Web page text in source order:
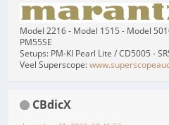
Model 2216 - Model 1515 - Model
PM55SE
Setups: PM-KI Pearl Lite / CD5005 -
Veel Superscope:
CBdicX